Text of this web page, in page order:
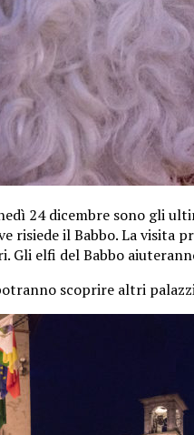
24 dicembre sono gli
risiede il Babbo. La
Gli elfi del Babbo
scoprire altri